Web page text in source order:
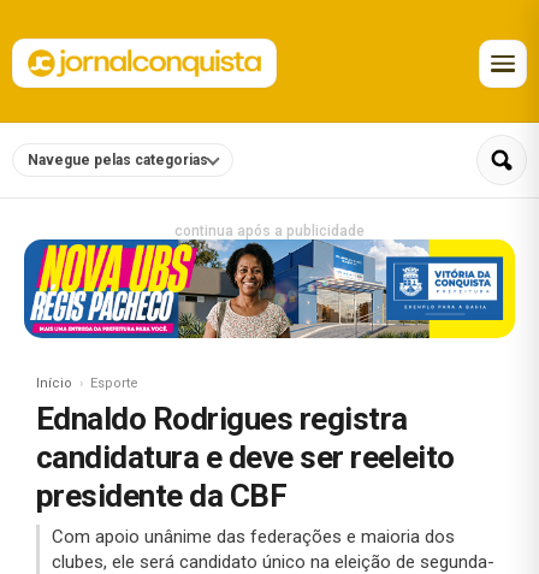
Navegue pelas categorias
continua após a publicidade
Início Esporte
Ednaldo Rodrigues registra
candidatura e deve ser reeleito
presidente da CBF
Com apoio unânime das federações e maioria dos
clubes, ele será candidato único na eleição de segunda-